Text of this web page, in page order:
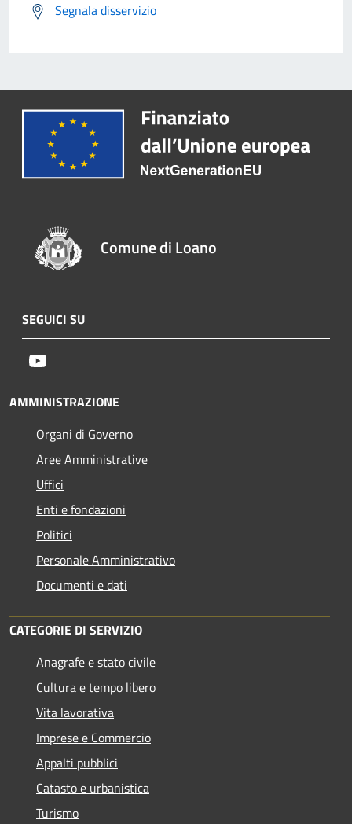
Segnala disservizio
Comune di Loano
SEGUICI SU
AMMINISTRAZIONE
Organi di Governo
Aree Amministrative
Uffici
Enti e fondazioni
Politici
Personale Amministrativo
Documenti e dati
CATEGORIE DI SERVIZIO
Anagrafe e stato civile
Cultura e tempo libero
Vita lavorativa
Imprese e Commercio
Appalti pubblici
Catasto e urbanistica
Turismo